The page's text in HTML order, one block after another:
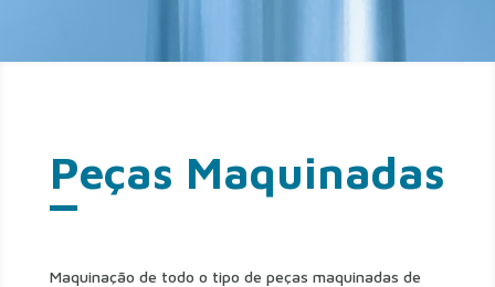
Peças Maquinadas
Maquinação de todo o tipo de peças maquinadas de